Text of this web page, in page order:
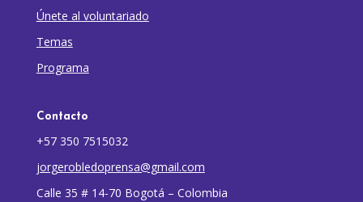
Únete al voluntariado
Temas
Programa
Contacto
+57 350 7515032
jorgerobledoprensa@gmail.com
Calle 35 # 14-70 Bogotá – Colombia